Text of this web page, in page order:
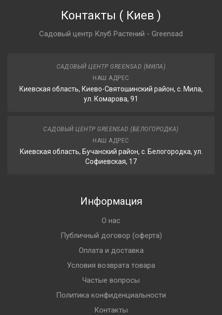
Контакты ( Киев )
Садовый центр Клуб Растений - Greensad
САДОВЫЙ ЦЕНТР GREENSAD (МИЛА)
НАШ АДРЕС
Киевская область, Киево-Святошинский район, с. Мила,
ул. Комарова, 91
САДОВЫЙ ЦЕНТР GREENSAD (БЕЛОГОРОДКА)
НАШ АДРЕС
Киевская область, Бучанский район, с. Белогородка, ул.
Софиевская, 17
Информация
О нас
Публичный договор (оферта)
Оплата и доставка
Условия возврата товара
Частые вопросы
Политика конфиденциальности
Контакты